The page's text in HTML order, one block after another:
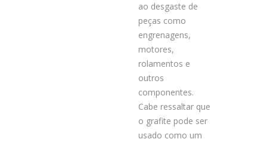
ao desgaste de
peças como
engrenagens,
motores,
rolamentos e
outros
componentes.
Cabe ressaltar que
o grafite pode ser
usado como um